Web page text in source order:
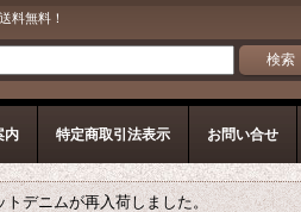
料無料！
内 特定商取引法表示 お問い合せ
デニムが再入荷しました。